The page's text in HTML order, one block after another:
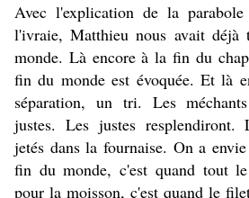
Avec l'explication de la
l'ivraie, Matthieu nous avait
monde. Là encore à la fin du
fin du monde est évoquée. Et là
séparation, un tri. Les
justes. Les justes resplendiront.
jetés dans la fournaise. On a
fin du monde, c'est quand tout
pour la moisson, c'est quand le